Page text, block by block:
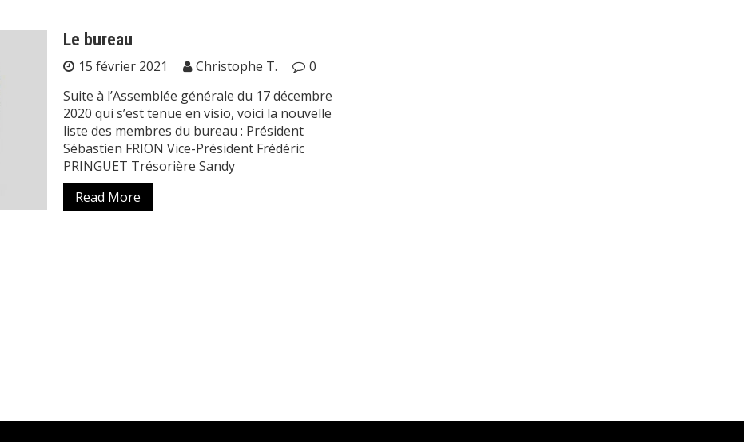
Le bureau
15 février 2021 Christophe T.
0
Suite à l’Assemblée générale du 17 décembre
2020 qui s’est tenue en visio, voici la nouvelle
liste des membres du bureau : Président
Sébastien FRION Vice-Président Frédéric
PRINGUET Trésorière Sandy
Read More